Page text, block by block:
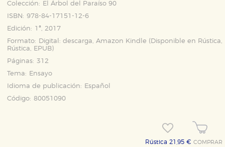
Colección:
El Árbol del Paraíso 90
ISBN: 978-84-17151-12-6
Edición: 1ª, 2017
Formato:
Digital: descarga, Amazon Kindle (Disponible en Rústica,
Rústica, EPUB)
Páginas: 312
Tema:
Ensayo
Idioma de publicación:
Español
Código: 80051090
Rústica 21,95 €COMPRAR